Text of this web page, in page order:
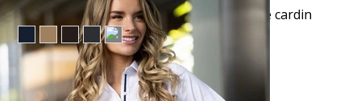
Pantalón vestir slim fit advance gris pierre cardin
$45.50
TU TERCERA PRENDA GRATIS